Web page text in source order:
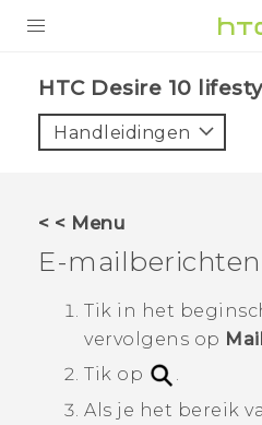
VIVE
HTC Club
SUPPORT
HTC-apparaten & -
HTC Desire 10
Handleidingen
< < Menu
E-mailberichten
Tik in het
vervolgens op Mail
Tik op
Als je het bereik